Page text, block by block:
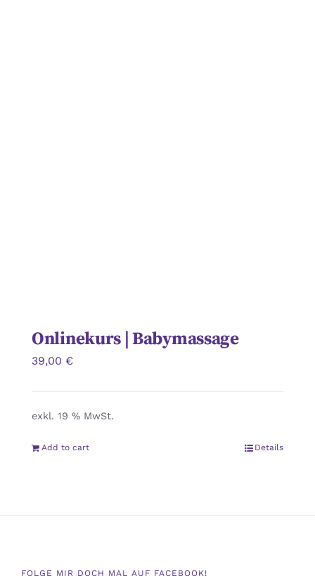
Onlinekurs | Babymassage
39,00 €
exkl. 19 % MwSt.
Add to cart Details
FOLGE MIR DOCH MAL AUF FACEBOOK!